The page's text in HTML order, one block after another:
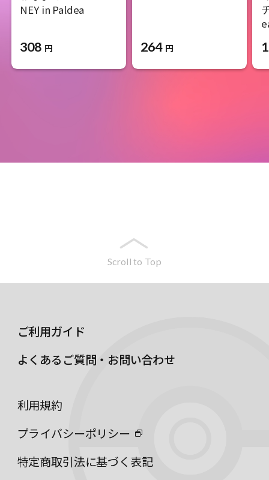
NEY in Paldea
308 円 264 円
Scroll to Top
ご利用ガイド
よくあるご質問・お問い合わせ
利用規約
プライバシーポリシー
特定商取引法に基づく表記